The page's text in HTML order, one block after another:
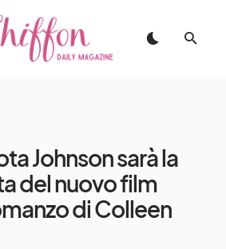
Johnson sarà la
del nuovo film
di Colleen